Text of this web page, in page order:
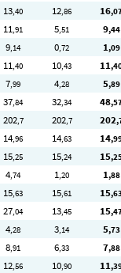
13,40 12,86 16
11,91 5,51 9,44
9,14 0,72 1,09
11,40 10,43 11
7,99 4,28 5,89
37,84 32,34 48
202,7 202,7 202
14,96 14,63 14
15,25 15,24 15
4,74 1,20 1,88
15,63 15,61 15
27,04 13,45 15
4,28 3,14 5,73
8,91 6,33 7,88
12,56 10,90 11